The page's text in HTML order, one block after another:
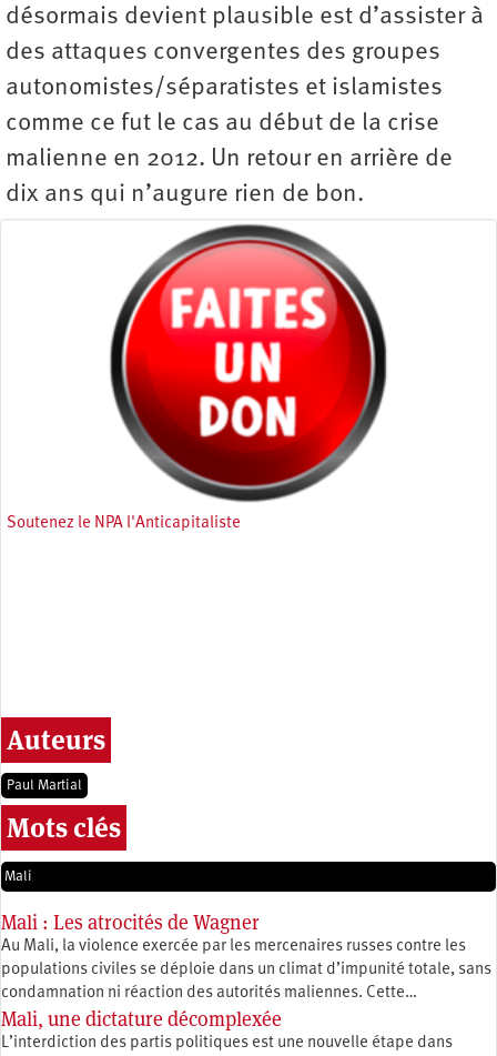
désormais devient plausible est d’assister à
des attaques convergentes des groupes
autonomistes/séparatistes et islamistes
comme ce fut le cas au début de la crise
malienne en 2012. Un retour en arrière de
dix ans qui n’augure rien de bon.
Soutenez le NPA l'Anticapitaliste
Auteurs
Paul Martial
Mots clés
Mali
Mali : Les atrocités de Wagner
Au Mali, la violence exercée par les mercenaires russes contre les
populations civiles se déploie dans un climat d’impunité totale, sans
condamnation ni réaction des autorités maliennes. Cette…
Mali, une dictature décomplexée
L’interdiction des partis politiques est une nouvelle étape dans